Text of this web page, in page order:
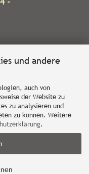
und andere
auch von
der Website zu
zu analysieren und
zu können. Weitere
.